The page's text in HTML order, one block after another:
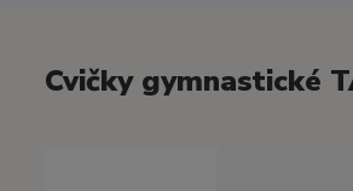
Cvičky gymnastické